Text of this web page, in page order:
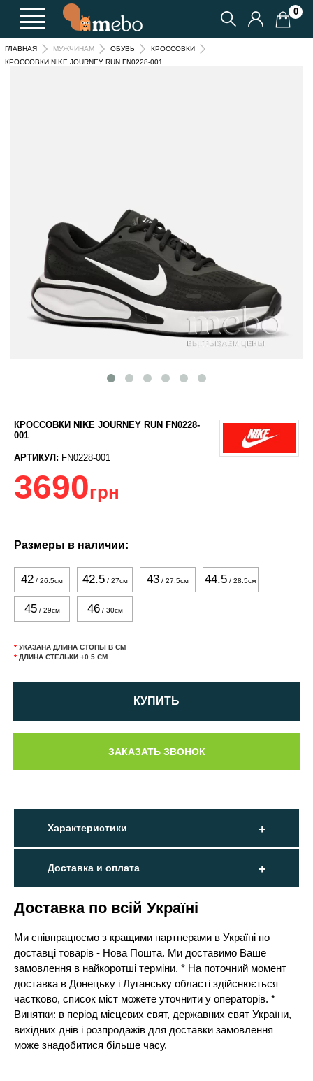
0
ГЛАВНАЯ МУЖЧИНАМ ОБУВЬ
КРОССОВКИ
КРОССОВКИ NIKE JOURNEY RUN FN0228-001
КРОССОВКИ NIKE JOURNEY RUN FN0228-
001
АРТИКУЛ: FN0228-001
3690грн
Размеры в наличии:
42 / 26.5см 42.5/ 27см 43 / 27.5см 44.5 / 28.5см
45/ 29см 46/ 30см
* УКАЗАНА ДЛИНА СТОПЫ В СМ
* ДЛИНА СТЕЛЬКИ +0.5 СМ
КУПИТЬ
Характеристики
Доставка и оплата
Доставка по всій Україні
Ми співпрацюємо з кращими партнерами в Україні по
доставці товарів - Нова Пошта. Ми доставимо Ваше
замовлення в найкоротші терміни. * На поточний момент
доставка в Донецьку і Луганську області здійснюється
частково, список міст можете уточнити у операторів. *
Винятки: в період місцевих свят, державних свят України,
вихідних днів і розпродажів для доставки замовлення
може знадобитися більше часу.